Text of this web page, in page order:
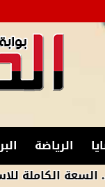
الرياضة
وبرج العرب بالدوري الجديد